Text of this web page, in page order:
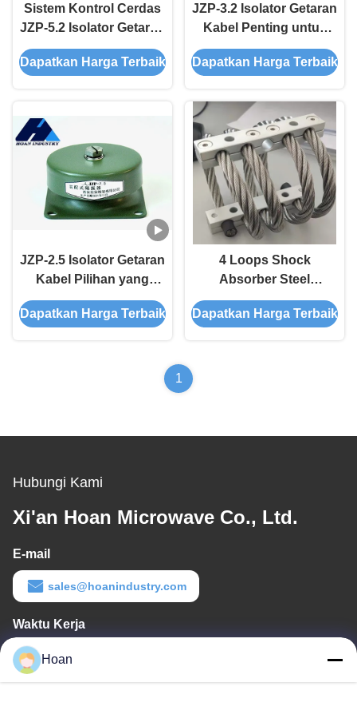
Sistem Kontrol Cerdas
JZP-5.2 Isolator Getaran
Kabel untuk Mesin
Berkinerja Tinggi
Dapatkan Harga Terbaik
JZP-3.2 Isolator Getaran
Kabel Penting untuk
Pengendalian Getaran
di Setiap Lingkungan
Dapatkan Harga Terbaik
JZP-2.5 Isolator Getaran
Kabel Pilihan yang
sempurna untuk situasi
gesekan tekanan tinggi
Dapatkan Harga Terbaik
4 Loops Shock
Absorber Steel
Aluminium Wire Rope
Isolator
Dapatkan Harga Terbaik
1
Hubungi Kami
Xi'an Hoan Microwave Co., Ltd.
E-mail
sales@hoanindustry.com
Waktu Kerja
8:00-18:00
Alamat Kami
Hoan